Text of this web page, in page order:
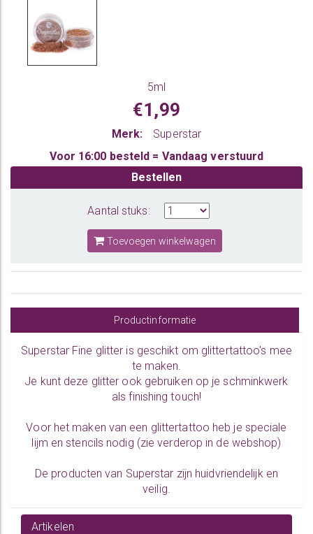
5ml
€1,99
Merk:
Superstar
Voor 16:00 besteld = Vandaag verstuurd
Bestellen
Aantal stuks:
Toevoegen winkelwagen
Productinformatie
Superstar Fine glitter is geschikt om glittertattoo's mee
te maken.
Je kunt deze glitter ook gebruiken op je schminkwerk
als finishing touch!
Voor het maken van een glittertattoo heb je speciale
lijm en stencils nodig (zie verderop in de webshop)
De producten van Superstar zijn huidvriendelijk en
veilig.
Artikelen